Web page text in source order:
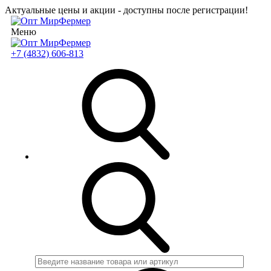
Актуальные цены и акции - доступны после регистрации!
Меню
+7 (4832) 606-813